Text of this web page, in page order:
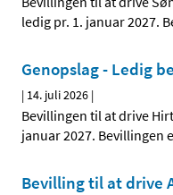
ledig pr. 1. januar 2027.
Genopslag - Ledig
| 14. juli 2026 |
Bevillingen til at drive
januar 2027. Bevillingen
Bevilling til at drive